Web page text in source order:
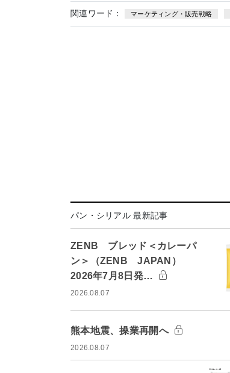
関連ワード： マーケティング・販売戦略
パン・シリアル 最新記事
ZENB ブレッド＜カレーパ
ン＞（ZENB JAPAN）
2026年7月8日発…
2026.08.07
熊本地震、操業再開へ
2026.08.07